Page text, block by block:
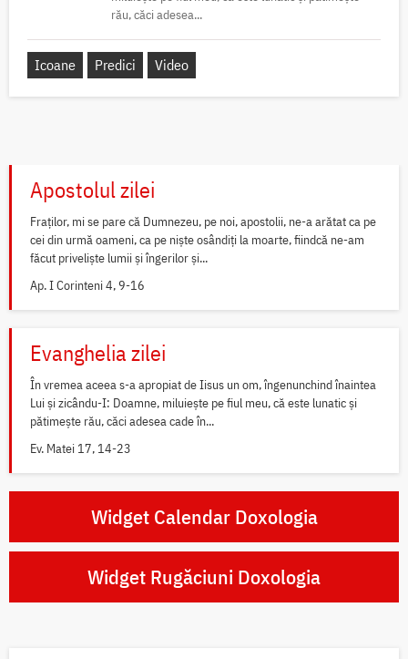
rău, căci adesea...
Icoane Predici Video
Apostolul zilei
Fraților, mi se pare că Dumnezeu, pe noi, apostolii, ne-a arătat ca pe
cei din urmă oameni, ca pe niște osândiți la moarte, fiindcă ne-am
făcut priveliște lumii și îngerilor și...
Ap. I Corinteni 4, 9-16
Evanghelia zilei
În vremea aceea s-a apropiat de Iisus un om, îngenunchind înaintea
Lui și zicându-I: Doamne, miluiește pe fiul meu, că este lunatic și
pătimește rău, căci adesea cade în...
Ev. Matei 17, 14-23
Widget Calendar Doxologia
Widget Rugăciuni Doxologia